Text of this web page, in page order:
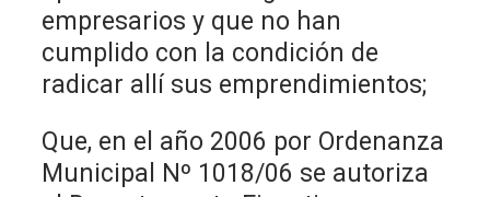
empresarios y que no han
cumplido con la condición de
radicar allí sus emprendimientos;
Que, en el año 2006 por Ordenanza
Municipal Nº 1018/06 se autoriza